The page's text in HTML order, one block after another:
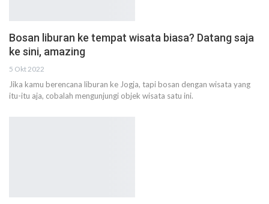
Bosan liburan ke tempat wisata biasa? Datang saja
ke sini, amazing
5 Okt 2022
Jika kamu berencana liburan ke Jogja, tapi bosan dengan wisata yang
itu-itu aja, cobalah mengunjungi objek wisata satu ini.